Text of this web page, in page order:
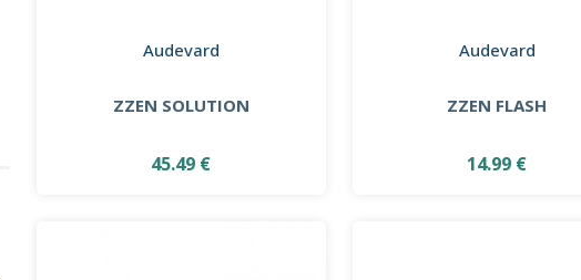
Audevard
ZZEN SOLUTION
45.49 €
Audevard
ZZEN FLASH
14.99 €